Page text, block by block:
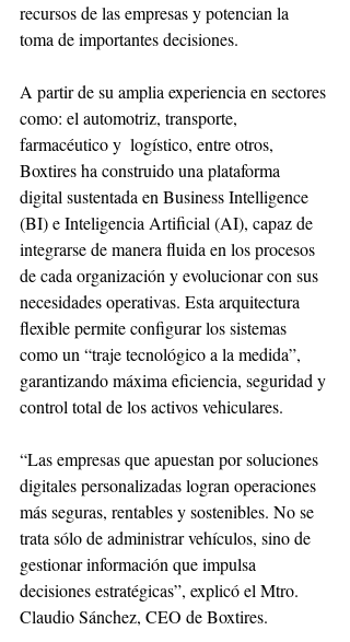
recursos de las empresas y potencian la
toma de importantes decisiones.
A partir de su amplia experiencia en sectores
como: el automotriz, transporte,
farmacéutico y  logístico, entre otros,
Boxtires ha construido una plataforma
digital sustentada en Business Intelligence
(BI) e Inteligencia Artificial (AI), capaz de
integrarse de manera fluida en los procesos
de cada organización y evolucionar con sus
necesidades operativas. Esta arquitectura
flexible permite configurar los sistemas
como un “traje tecnológico a la medida”,
garantizando máxima eficiencia, seguridad y
control total de los activos vehiculares.
“Las empresas que apuestan por soluciones
digitales personalizadas logran operaciones
más seguras, rentables y sostenibles. No se
trata sólo de administrar vehículos, sino de
gestionar información que impulsa
decisiones estratégicas”, explicó el Mtro.
Claudio Sánchez, CEO de Boxtires.